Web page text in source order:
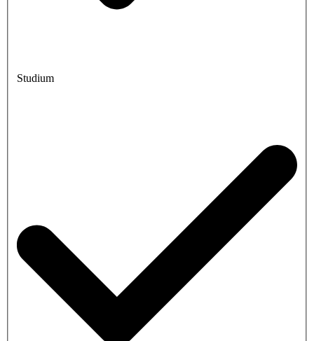
Studium